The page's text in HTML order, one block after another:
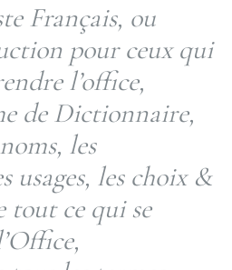
Français, ou
pour ceux qui
l’office,
de Dictionnaire,
les
usages, les choix &
tout ce qui se